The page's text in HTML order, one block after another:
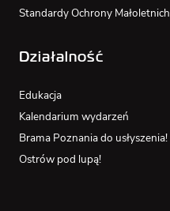
Standardy Ochrony Małoletnich
Działalność
Edukacja
Kalendarium wydarzeń
Brama Poznania do usłyszenia!
Ostrów pod lupą!